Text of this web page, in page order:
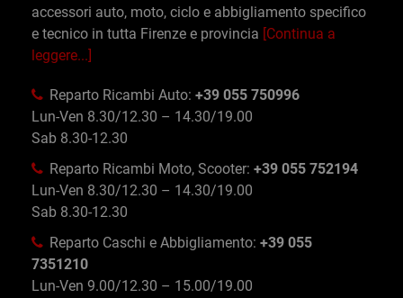
accessori auto, moto, ciclo e abbigliamento specifico
e tecnico in tutta Firenze e provincia [Continua a
leggere...]
Reparto Ricambi Auto: +39 055 750996
Lun-Ven 8.30/12.30 – 14.30/19.00
Sab 8.30-12.30
Reparto Ricambi Moto, Scooter: +39 055 752194
Lun-Ven 8.30/12.30 – 14.30/19.00
Sab 8.30-12.30
Reparto Caschi e Abbigliamento: +39 055
7351210
Lun-Ven 9.00/12.30 – 15.00/19.00